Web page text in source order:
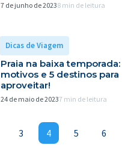
7 de junho de 20238 min de leitura
Dicas de Viagem
Praia na baixa temporada:
motivos e 5 destinos para
aproveitar!
24 de maio de 20237 min de leitura
3 4 5 6